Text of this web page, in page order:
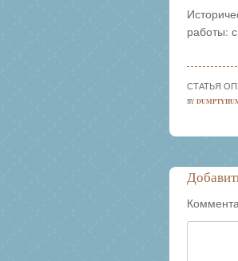
работы:
СТАТЬЯ
BY
Post navigation